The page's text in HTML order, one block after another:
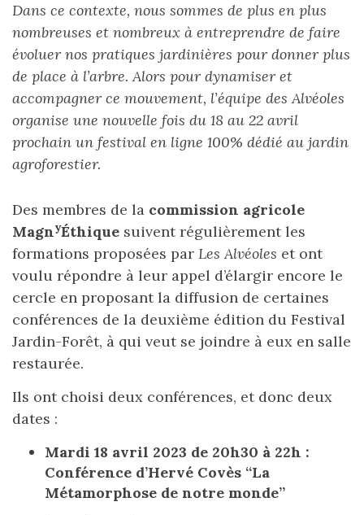
Dans ce contexte, nous sommes de plus en plus
nombreuses et nombreux à entreprendre de faire
évoluer nos pratiques jardinières pour donner plus
de place à l’arbre. Alors pour dynamiser et
accompagner ce mouvement, l’équipe des Alvéoles
organise une nouvelle fois du 18 au 22 avril
prochain un festival en ligne 100% dédié au jardin
agroforestier.
Des membres de la commission agricole
MagnyÉthique suivent régulièrement les
formations proposées par Les Alvéoles et ont
voulu répondre à leur appel d’élargir encore le
cercle en proposant la diffusion de certaines
conférences de la deuxième édition du Festival
Jardin-Forêt, à qui veut se joindre à eux en salle
restaurée.
Ils ont choisi deux conférences, et donc deux
dates :
Mardi 18 avril 2023 de 20h30 à 22h :
Conférence d’Hervé Covès “La
Métamorphose de notre monde”